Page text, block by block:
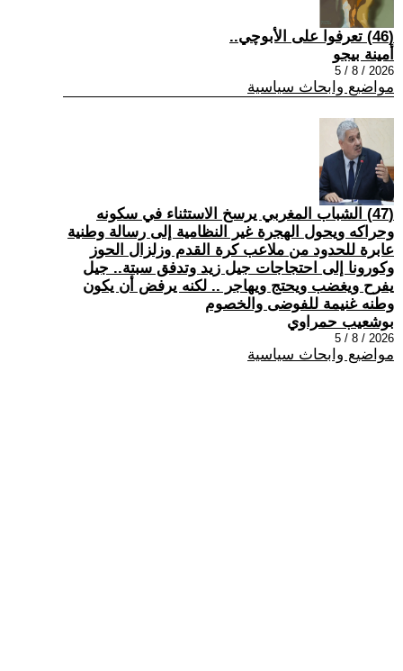
(46) تعرفوا على الأبوچي..
أمينة بيجو
2026 / 8 / 5
مواضيع وابحاث سياسية
(47) الشباب المغربي يرسخ الاستثناء في سكونه
وحراكه ويحول الهجرة غير النظامية إلى رسالة وطنية
عابرة للحدود من ملاعب كرة القدم وزلزال الحوز
وكورونا إلى احتجاجات جيل زيد وتدفق سبتة.. جيل
يفرح ويغضب ويحتج ويهاجر .. لكنه يرفض أن يكون
وطنه غنيمة للفوضى والخصوم
بوشعيب حمراوي
2026 / 8 / 5
مواضيع وابحاث سياسية